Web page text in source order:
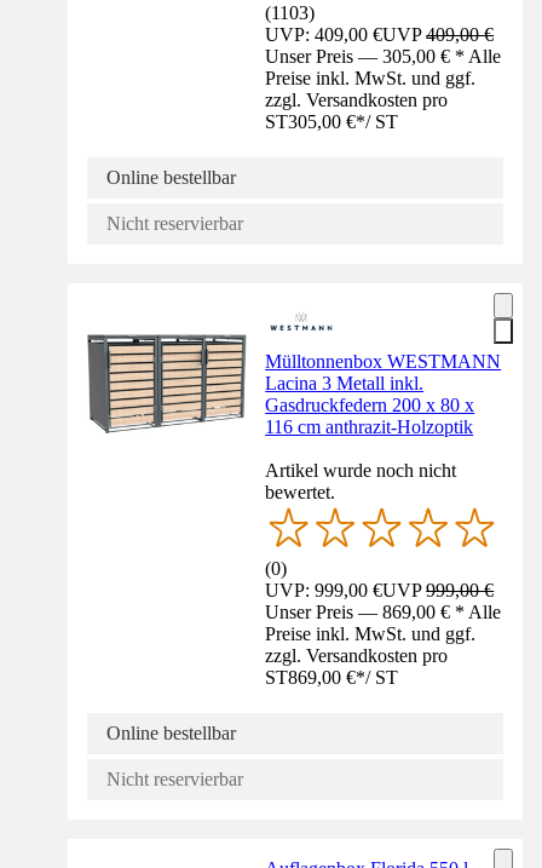
(1103)
UVP: 409,00 €UVP409,00 €
Unser Preis — 305,00 € * Alle
Preise inkl. MwSt. und ggf.
zzgl. Versandkosten pro
ST305,00 €*/ ST
Online bestellbar
Nicht reservierbar
Mülltonnenbox WESTMANN
Lacina 3 Metall inkl.
Gasdruckfedern 200 x 80 x
116 cm anthrazit-Holzoptik
Artikel wurde noch nicht
bewertet.
(0)
UVP: 999,00 €UVP999,00 €
Unser Preis — 869,00 € * Alle
Preise inkl. MwSt. und ggf.
zzgl. Versandkosten pro
ST869,00 €*/ ST
Online bestellbar
Nicht reservierbar